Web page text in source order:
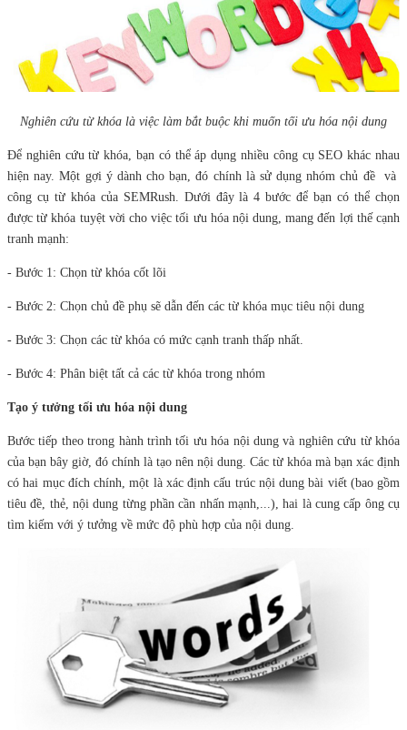
Nghiên cứu từ khóa là việc làm bắt buộc khi muốn tối ưu hóa nội dung
Để nghiên cứu từ khóa, bạn có thể áp dụng nhiều công cụ SEO khác nhau
hiện nay. Một gợi ý dành cho bạn, đó chính là sử dụng nhóm chủ đề và
công cụ từ khóa của SEMRush. Dưới đây là 4 bước để bạn có thể chọn
được từ khóa tuyệt vời cho việc tối ưu hóa nội dung, mang đến lợi thế cạnh
tranh mạnh:
- Bước 1: Chọn từ khóa cốt lõi
- Bước 2: Chọn chủ đề phụ sẽ dẫn đến các từ khóa mục tiêu nội dung
- Bước 3: Chọn các từ khóa có mức cạnh tranh thấp nhất.
- Bước 4: Phân biệt tất cả các từ khóa trong nhóm
Tạo ý tưởng tối ưu hóa nội dung
Bước tiếp theo trong hành trình tối ưu hóa nội dung và nghiên cứu từ khóa
của bạn bây giờ, đó chính là tạo nên nội dung. Các từ khóa mà bạn xác định
có hai mục đích chính, một là xác định cấu trúc nội dung bài viết (bao gồm
tiêu đề, thẻ, nội dung từng phần cần nhấn mạnh,...), hai là cung cấp ông cụ
tìm kiếm với ý tưởng về mức độ phù hợp của nội dung.